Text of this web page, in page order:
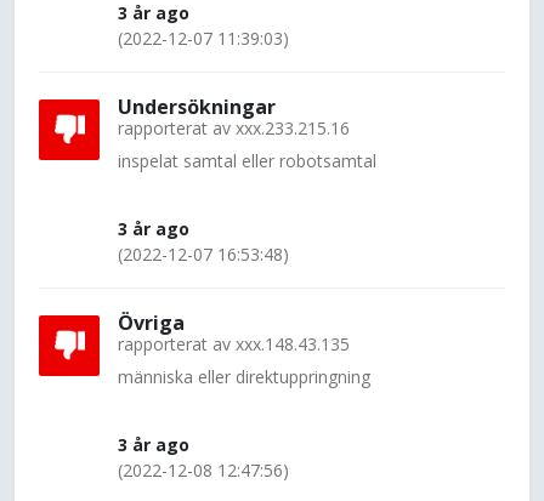
3 år ago
(2022-12-07 11:39:03)
Undersökningar
rapporterat av xxx.233.215.16
inspelat samtal eller robotsamtal
3 år ago
(2022-12-07 16:53:48)
Övriga
rapporterat av xxx.148.43.135
människa eller direktuppringning
3 år ago
(2022-12-08 12:47:56)